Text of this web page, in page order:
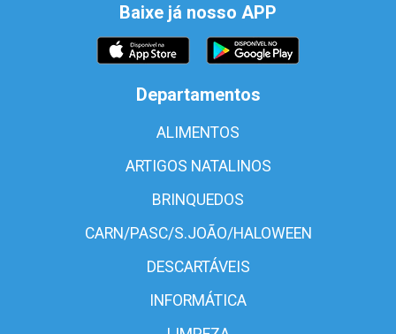
Baixe já nosso APP
Departamentos
ALIMENTOS
ARTIGOS NATALINOS
BRINQUEDOS
CARN/PASC/S.JOÃO/HALOWEEN
DESCARTÁVEIS
INFORMÁTICA